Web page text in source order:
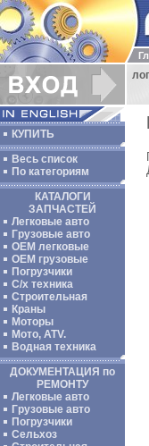
КУПИТЬ
Весь список
По категориям
КАТАЛОГИ
ЗАПЧАСТЕЙ
Легковые авто
Грузовые авто
ОЕМ легковые
OEM грузовые
Погрузчики
С/х техника
Строительная
Краны
Моторы
Мото, ATV.
Водная техника
ДОКУМЕНТАЦИЯ по
РЕМОНТУ
Легковые авто
Грузовые авто
Погрузчики
Сельхоз